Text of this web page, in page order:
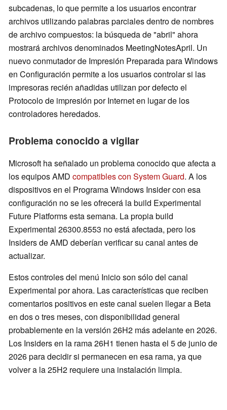
subcadenas, lo que permite a los usuarios encontrar
archivos utilizando palabras parciales dentro de nombres
de archivo compuestos: la búsqueda de "abril" ahora
mostrará archivos denominados MeetingNotesApril. Un
nuevo conmutador de Impresión Preparada para Windows
en Configuración permite a los usuarios controlar si las
impresoras recién añadidas utilizan por defecto el
Protocolo de impresión por Internet en lugar de los
controladores heredados.
Problema conocido a vigilar
Microsoft ha señalado un problema conocido que afecta a
los equipos AMD compatibles con System Guard. A los
dispositivos en el Programa Windows Insider con esa
configuración no se les ofrecerá la build Experimental
Future Platforms esta semana. La propia build
Experimental 26300.8553 no está afectada, pero los
Insiders de AMD deberían verificar su canal antes de
actualizar.
Estos controles del menú Inicio son sólo del canal
Experimental por ahora. Las características que reciben
comentarios positivos en este canal suelen llegar a Beta
en dos o tres meses, con disponibilidad general
probablemente en la versión 26H2 más adelante en 2026.
Los Insiders en la rama 26H1 tienen hasta el 5 de junio de
2026 para decidir si permanecen en esa rama, ya que
volver a la 25H2 requiere una instalación limpia.